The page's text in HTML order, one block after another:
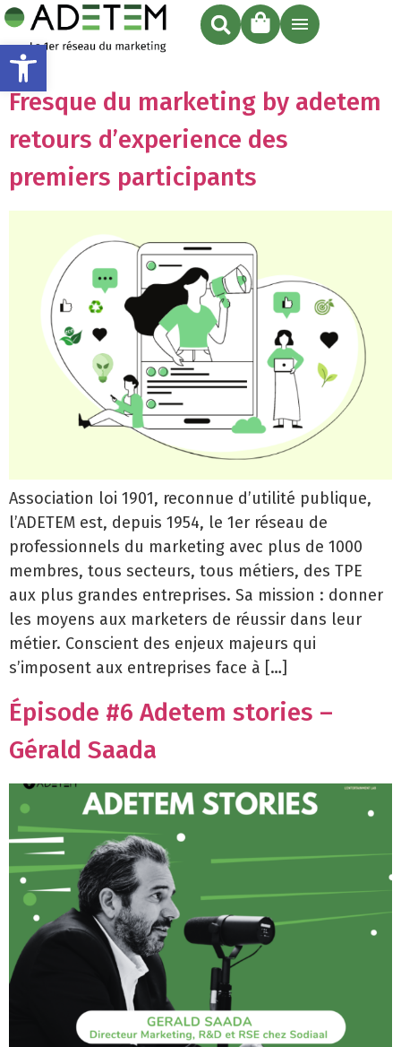
Ouvrir la barre d’outils
Fresque du marketing by adetem
retours d’experience des
premiers participants
Association loi 1901, reconnue d’utilité publique,
l’ADETEM est, depuis 1954, le 1er réseau de
professionnels du marketing avec plus de 1000
membres, tous secteurs, tous métiers, des TPE
aux plus grandes entreprises. Sa mission : donner
les moyens aux marketers de réussir dans leur
métier. Conscient des enjeux majeurs qui
s’imposent aux entreprises face à […]
Épisode #6 Adetem stories –
Gérald Saada